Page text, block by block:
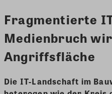
Fragmentierte
Medienbruch
Angriffsfläche
Die IT-Landschaft im